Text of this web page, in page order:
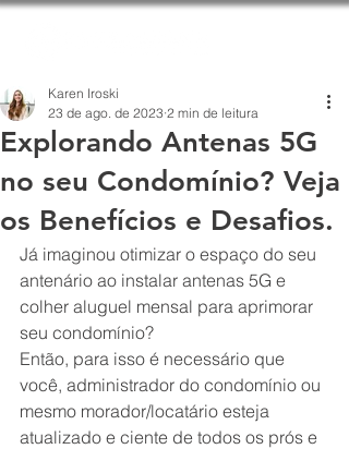
Explorando Antenas 5G
no seu Condomínio? Veja
os Benefícios e Desafios.
Karen Iroski
23 de ago. de 2023 2 min de leitura
Já imaginou otimizar o espaço do seu
antenário ao instalar antenas 5G e
colher aluguel mensal para aprimorar
seu condomínio?
Então, para isso é necessário que
você, administrador do condomínio ou
mesmo morador/locatário esteja
atualizado e ciente de todos os prós e